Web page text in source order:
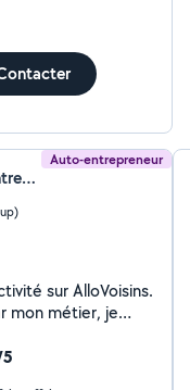
Auto-entrepreneur
Mickael Grandgirard (Entreprise Duculty)
sur AlloVoisins.
mon métier, je
garantir un travail
de l'art. Je